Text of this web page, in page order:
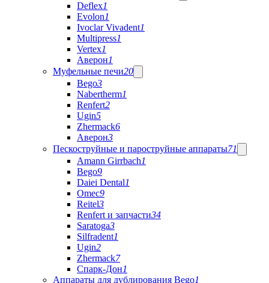
Deflex1
Evolon1
Ivoclar Vivadent1
Multipress1
Vertex1
Аверон1
Муфельные печи20
Bego3
Nabertherm1
Renfert2
Ugin5
Zhermack6
Аверон3
Пескоструйные и пароструйные аппараты71
Amann Girrbach1
Bego9
Daiei Dental1
Omec9
Reitel3
Renfert и запчасти34
Saratoga3
Silfradent1
Ugin2
Zhermack7
Спарк-Дон1
Аппараты для дублирования Bego1